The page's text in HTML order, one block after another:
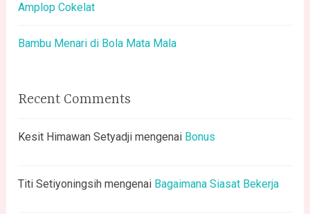
Amplop Cokelat
Bambu Menari di Bola Mata Mala
Recent Comments
Kesit Himawan Setyadji mengenai Bonus
Titi Setiyoningsih mengenai Bagaimana Siasat Bekerja